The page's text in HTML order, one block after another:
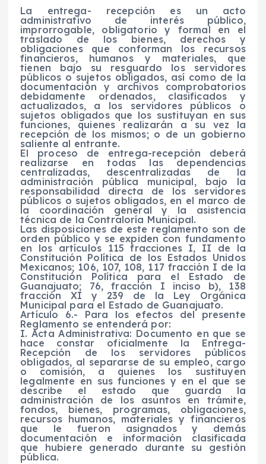
La entrega- recepción es un acto
administrativo de interés público,
improrrogable, obligatorio y formal en el
traslado de los bienes, derechos y
obligaciones que conforman los recursos
financieros, humanos y materiales, que
tienen bajo su resguardo los servidores
públicos o sujetos obligados, así como de la
documentación y archivos comprobatorios
debidamente ordenados, clasificados y
actualizados, a los servidores públicos o
sujetos obligados que los sustituyan en sus
funciones, quienes realizarán a su vez la
recepción de los mismos; o de un gobierno
saliente al entrante.
El proceso de entrega-recepción deberá
realizarse en todas las dependencias
centralizadas, descentralizadas de la
administración pública municipal, bajo la
responsabilidad directa de los servidores
públicos o sujetos obligados, en el marco de
la coordinación general y la asistencia
técnica de la Contraloría Municipal.
Las disposiciones de este reglamento son de
orden público y se expiden con fundamento
en los artículos 115 fracciones I, II de la
Constitución Política de los Estados Unidos
Mexicanos; 106, 107, 108, 117 fracción I de la
Constitución Política para el Estado de
Guanajuato; 76, fracción I inciso b), 138
fracción XI y 239 de la Ley Orgánica
Municipal para el Estado de Guanajuato.
Artículo 6.- Para los efectos del presente
Reglamento se entenderá por:
I. Acta Administrativa: Documento en que se
hace constar oficialmente la Entrega-
Recepción de los servidores públicos
obligados, al separarse de su empleo, cargo
o comisión, a quienes los sustituyen
legalmente en sus funciones y en el que se
describe el estado que guarda la
administración de los asuntos en trámite,
fondos, bienes, programas, obligaciones,
recursos humanos, materiales y financieros
que le fueron asignados y demás
documentación e información clasificada
que hubiere generado durante su gestión
pública.